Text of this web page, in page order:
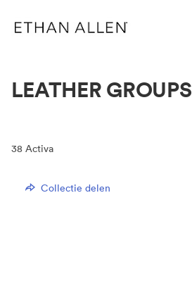
LEATHER GROUPS
38 Activa
Collectie delen